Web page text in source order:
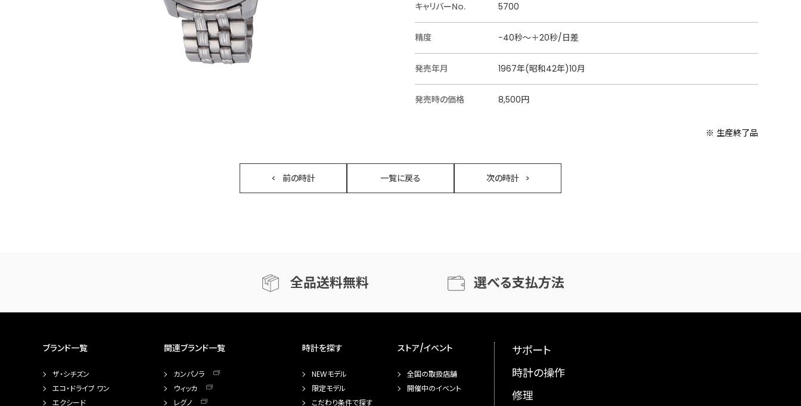
キャリバーNo. 5700
精度 −40秒〜＋20秒/日差
発売年月 1967年(昭和42年)10月
発売時の価格 8,500円
※ 生産終了品
前の時計 一覧に戻る 次の時計
全品送料無料 選べる支払方法
ブランド一覧
ザ・シチズン
エコ・ドライブ ワン
エクシード
関連ブランド一覧
カンパノラ
ウィッカ
レグノ
時計を探す
NEWモデル
限定モデル
こだわり条件で探す
ストア/イベント
全国の取扱店舗
開催中のイベント
サポート
時計の操作
修理